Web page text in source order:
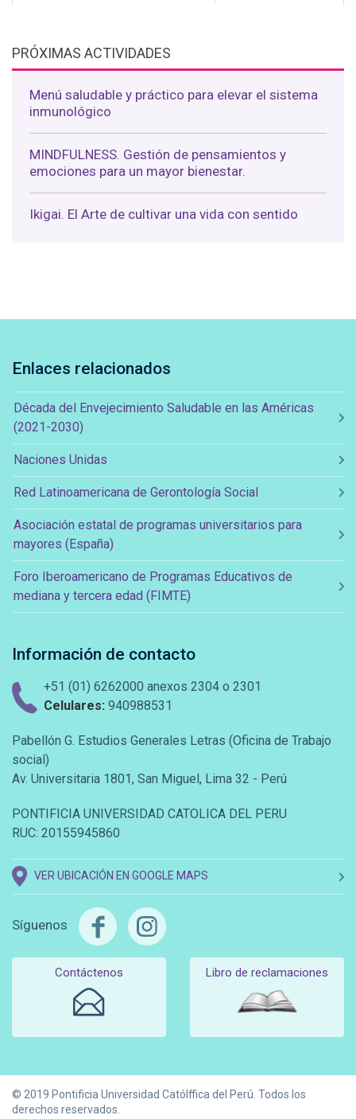
PRÓXIMAS ACTIVIDADES
Menú saludable y práctico para elevar el sistema
inmunológico
MINDFULNESS. Gestión de pensamientos y
emociones para un mayor bienestar.
Ikigai. El Arte de cultivar una vida con sentido
Enlaces relacionados
Década del Envejecimiento Saludable en las Américas
(2021-2030)
Naciones Unidas
Red Latinoamericana de Gerontología Social
Asociación estatal de programas universitarios para
mayores (España)
Foro Iberoamericano de Programas Educativos de
mediana y tercera edad (FIMTE)
Información de contacto
+51 (01) 6262000 anexos 2304 o 2301
Celulares: 940988531
Pabellón G. Estudios Generales Letras (Oficina de Trabajo
social)
Av. Universitaria 1801, San Miguel, Lima 32 - Perú
PONTIFICIA UNIVERSIDAD CATOLICA DEL PERU
RUC: 20155945860
VER UBICACIÓN EN GOOGLE MAPS
Síguenos
Contáctenos Libro de reclamaciones
© 2019 Pontificia Universidad Católffica del Perú. Todos los
derechos reservados.